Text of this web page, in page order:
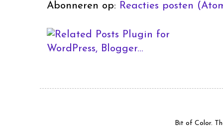
Abonneren op: Reacties posten
Bit of Color.